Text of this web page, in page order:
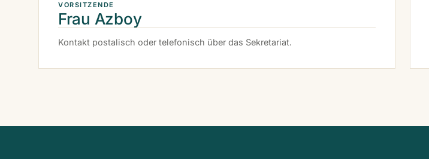
VORSITZENDE
Frau Azboy
Kontakt postalisch oder telefonisch über das Sekretariat.